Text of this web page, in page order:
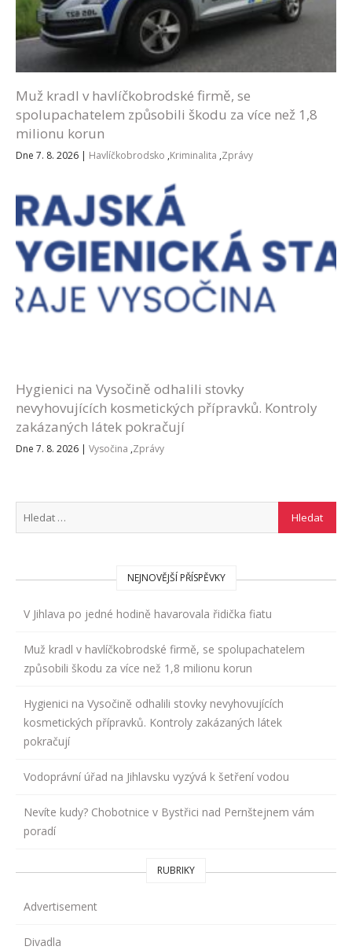
Muž kradl v havlíčkobrodské firmě, se
spolupachatelem způsobili škodu za více než 1,8
milionu korun
Dne 7. 8. 2026 | Havlíčkobrodsko ,Kriminalita ,Zprávy
Hygienici na Vysočině odhalili stovky
nevyhovujících kosmetických přípravků. Kontroly
zakázaných látek pokračují
Dne 7. 8. 2026 | Vysočina ,Zprávy
NEJNOVĚJŠÍ PŘÍSPĚVKY
V Jihlava po jedné hodině havarovala řidička fiatu
Muž kradl v havlíčkobrodské firmě, se spolupachatelem
způsobili škodu za více než 1,8 milionu korun
Hygienici na Vysočině odhalili stovky nevyhovujících
kosmetických přípravků. Kontroly zakázaných látek
pokračují
Vodoprávní úřad na Jihlavsku vyzývá k šetření vodou
Nevíte kudy? Chobotnice v Bystřici nad Pernštejnem vám
poradí
RUBRIKY
Advertisement
Divadla